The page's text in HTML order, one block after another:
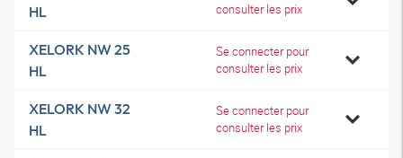
HL
consulter les prix
XELORK NW 25
HL
Se connecter pour
consulter les prix
XELORK NW 32
HL
Se connecter pour
consulter les prix